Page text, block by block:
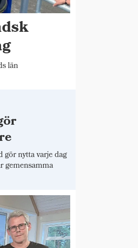
län
gör nytta varje dag
gemensamma